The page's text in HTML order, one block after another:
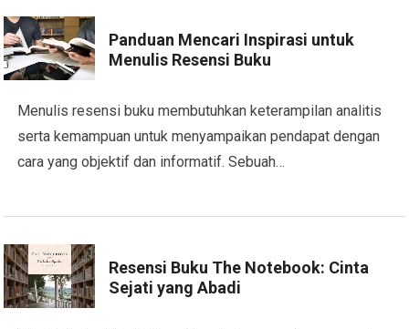
Panduan Mencari Inspirasi untuk
Menulis Resensi Buku
Menulis resensi buku membutuhkan keterampilan analitis
serta kemampuan untuk menyampaikan pendapat dengan
cara yang objektif dan informatif. Sebuah…
Resensi Buku The Notebook: Cinta
Sejati yang Abadi